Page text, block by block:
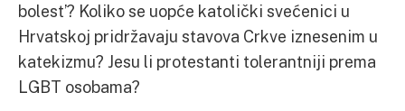
bolest’? Koliko se uopće katolički svećenici u
Hrvatskoj pridržavaju stavova Crkve iznesenim u
katekizmu? Jesu li protestanti tolerantniji prema
LGBT osobama?